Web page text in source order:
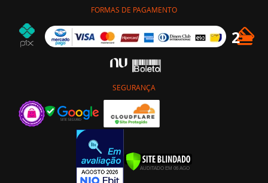
FORMAS DE PAGAMENTO
SEGURANÇA